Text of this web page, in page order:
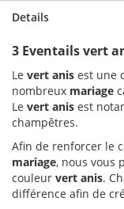
Details
3 Eventails vert
Le vert anis est une
nombreux mariage
Le vert anis est
champêtres.
Afin de renforcer le
mariage, nous vous
couleur vert anis.
différence afin de